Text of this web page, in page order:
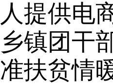
人提供电
乡镇团干
准扶贫情